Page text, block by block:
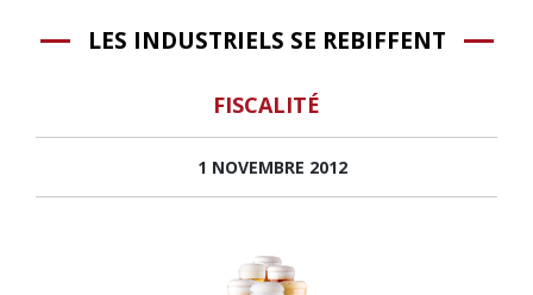
LES INDUSTRIELS SE REBIFFENT
FISCALITÉ
1 NOVEMBRE 2012